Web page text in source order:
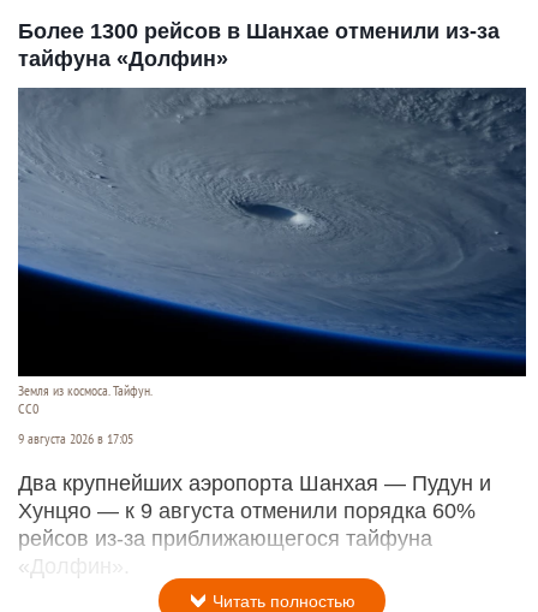
Более 1300 рейсов в Шанхае отменили из-за
тайфуна «Долфин»
Земля из космоса. Тайфун.
СС0
9 августа 2026 в 17:05
Два крупнейших аэропорта Шанхая — Пудун и
Хунцяо — к 9 августа отменили порядка 60%
рейсов из-за приближающегося тайфуна
«Долфин».
Читать полностью